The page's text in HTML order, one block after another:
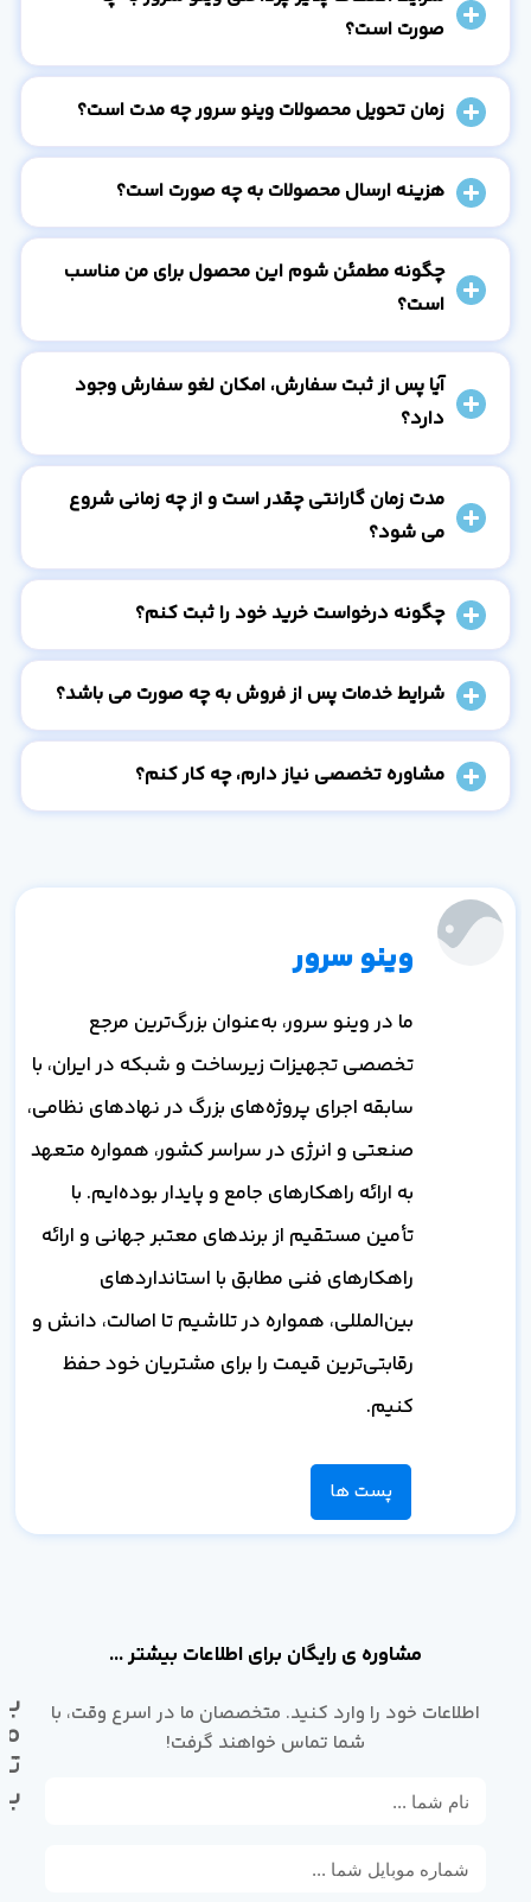
صورت است؟
زمان تحویل محصولات وینو سرور چه مدت است؟
هزینه ارسال محصولات به چه صورت است؟
چگونه مطمئن شوم این محصول برای من مناسب
است؟
آیا پس از ثبت سفارش، امکان لغو سفارش وجود
دارد؟
مدت زمان گارانتی چقدر است و از چه زمانی شروع
می شود؟
چگونه درخواست خرید خود را ثبت کنم؟
شرایط خدمات پس از فروش به چه صورت می باشد؟
مشاوره تخصصی نیاز دارم، چه کار کنم؟
وینو سرور
ما در وینو سرور، به‌عنوان بزرگ‌ترین مرجع
تخصصی تجهیزات زیرساخت و شبکه در ایران، با
سابقه اجرای پروژه‌های بزرگ در نهادهای نظامی،
صنعتی و انرژی در سراسر کشور، همواره متعهد
به ارائه راهکارهای جامع و پایدار بوده‌ایم. با
تأمین مستقیم از برندهای معتبر جهانی و ارائه
راهکارهای فنی مطابق با استانداردهای
بین‌المللی، همواره در تلاشیم تا اصالت، دانش و
رقابتی‌ترین قیمت را برای مشتریان خود حفظ
کنیم.
پست ها
مشاوره ی رایگان برای اطلاعات بیشتر ...
اطلاعات خود را وارد کنید. متخصصان ما در اسرع وقت، با
شما تماس خواهند گرفت!
با